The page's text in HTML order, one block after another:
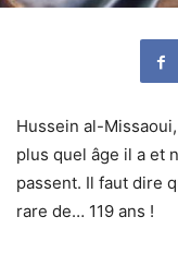
Hussein al-
plus quel âge il a et
passent. Il faut dire
rare de… 119 ans !